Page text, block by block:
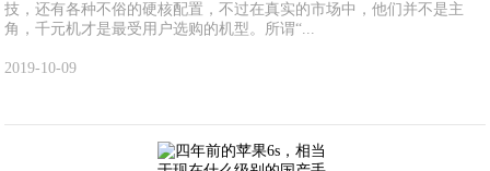
技，还有各种不俗的硬核配置，不过在真实的市场中，他们并不是主
角，千元机才是最受用户选购的机型。所谓“...
2019-10-09